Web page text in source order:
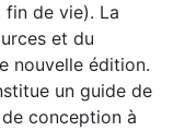
de vie). La
et du
nouvelle édition.
un guide de
conception à